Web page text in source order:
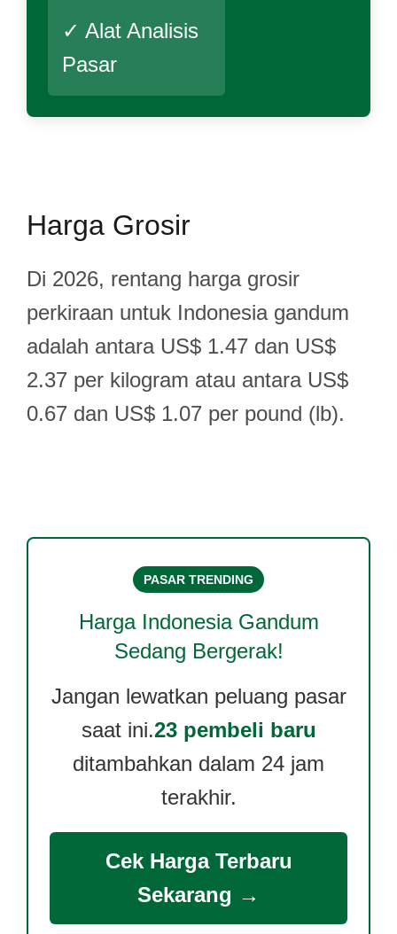
✓ Alat Analisis
Pasar
Harga Grosir
Di 2026, rentang harga grosir
perkiraan untuk Indonesia gandum
adalah antara US$ 1.47 dan US$
2.37 per kilogram atau antara US$
0.67 dan US$ 1.07 per pound (lb).
PASAR TRENDING
Harga Indonesia Gandum
Sedang Bergerak!
Jangan lewatkan peluang pasar
saat ini.23 pembeli baru
ditambahkan dalam 24 jam
terakhir.
Cek Harga Terbaru
Sekarang →